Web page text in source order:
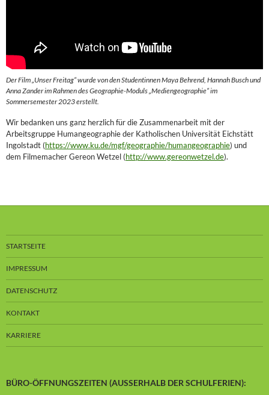
Der Film „Unser Freitag“ wurde von den Studentinnen Maya Behrend, Hannah Busch und
Anna Zander im Rahmen des Geographie-Moduls „Mediengeographie“ im
Sommersemester 2023 erstellt.
Wir bedanken uns ganz herzlich für die Zusammenarbeit mit der
Arbeitsgruppe Humangeographie der Katholischen Universität Eichstätt
Ingolstadt (https://www.ku.de/mgf/geographie/humangeographie) und
dem Filmemacher Gereon Wetzel (http://www.gereonwetzel.de).
STARTSEITE
IMPRESSUM
DATENSCHUTZ
KONTAKT
KARRIERE
BÜRO-ÖFFNUNGSZEITEN (AUSSERHALB DER SCHULFERIEN):